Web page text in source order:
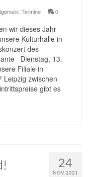
Termine | 0
wir dieses Jahr
Kulturhalle in
des
Dienstag, 13.
Filiale in
Leipzig zwischen
gibt es
24
NOV. 2021